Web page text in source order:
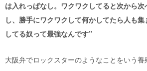
は入れっぱなし。ワクワクしてると次から
し、勝手にワクワクして何かしてたら人も
してる奴って最強なんです”
大阪弁でロックスターのようなことをいう養